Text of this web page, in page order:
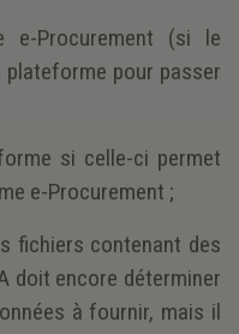
e-Procurement (si le
pour passer
si celle-ci permet
e-Procurement ;
fichiers contenant des
doit encore déterminer
à fournir, mais il